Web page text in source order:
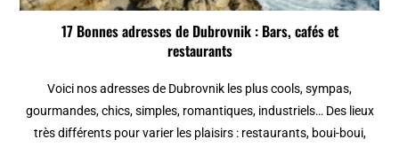
17 Bonnes adresses de Dubrovnik : Bars, cafés et
restaurants
Voici nos adresses de Dubrovnik les plus cools, sympas,
gourmandes, chics, simples, romantiques, industriels… Des lieux
très différents pour varier les plaisirs : restaurants, boui-boui,